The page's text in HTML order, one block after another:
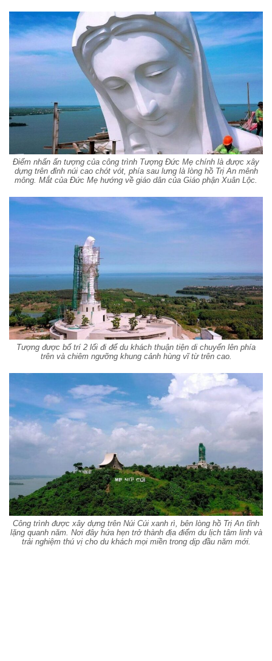
Điểm nhấn ấn tượng của công trình Tượng Đức Mẹ chính là được xây
dựng trên đỉnh núi cao chót vót, phía sau lưng là lòng hồ Trị An mênh
mông. Mắt của Đức Mẹ hướng về giáo dân của Giáo phận Xuân Lộc.
Tượng được bố trí 2 lối đi để du khách thuận tiện di chuyển lên phía
trên và chiêm ngưỡng khung cảnh hùng vĩ từ trên cao.
Công trình được xây dựng trên Núi Cúi xanh rì, bên lòng hồ Trị An tĩnh
lặng quanh năm. Nơi đây hứa hẹn trở thành địa điểm du lịch tâm linh và
trải nghiệm thú vị cho du khách mọi miền trong dịp đầu năm mới.